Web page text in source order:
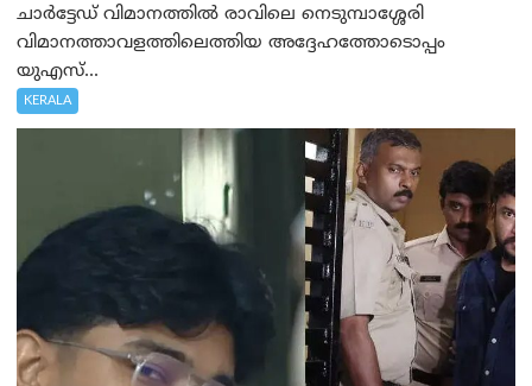
ചാർട്ടേഡ് വിമാനത്തിൽ രാവിലെ നെടുമ്പാശ്ശേരി
വിമാനത്താവളത്തിലെത്തിയ അദ്ദേഹത്തോടൊപ്പം
യുഎസ്...
KERALA